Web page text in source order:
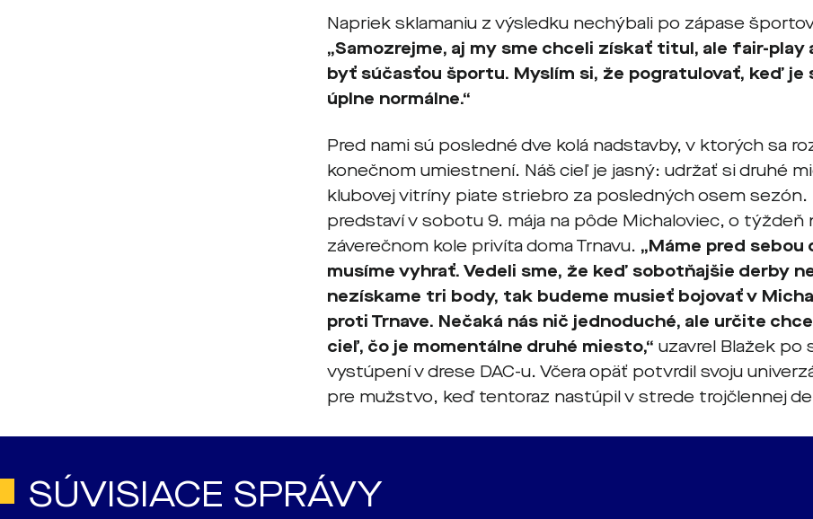
Napriek sklamaniu z výsledku nechýbali po zápase
„Samozrejme, aj my sme chceli získať titul, ale fair-play
byť súčasťou športu. Myslím si, že pogratulovať, keď je
úplne normálne.“
Pred nami sú posledné dve kolá nadstavby, v ktorých sa
konečnom umiestnení. Náš cieľ je jasný: udržať si druhé
klubovej vitríny piate striebro za posledných osem sezón.
predstaví v sobotu 9. mája na pôde Michaloviec, o týždeň
záverečnom kole privíta doma Trnavu. „Máme pred sebou
musíme vyhrať. Vedeli sme, že keď sobotňajšie derby
nezískame tri body, tak budeme musieť bojovať v
proti Trnave. Nečaká nás nič jednoduché, ale určite
cieľ, čo je momentálne druhé miesto,“ uzavrel Blažek po
vystúpení v drese DAC-u. Včera opäť potvrdil svoju
pre mužstvo, keď tentoraz nastúpil v strede trojčlennej
SÚVISIACE SPRÁVY